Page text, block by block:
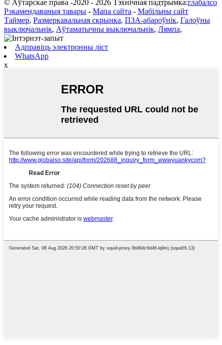
© Аўтарскае права -2020 - 2026 Тэхнічная падтрымка:глабалсо
Рэкамендаваныя тавары - Мапа сайта - Мабільны сайт
Таймер, Размеркавальная скрынка, ПЗА-абароўнік, Галоўны
выключальнік, Аўтаматычны выключальнік, Лямпа,
Адправіць электронны ліст
WhatsApp
x